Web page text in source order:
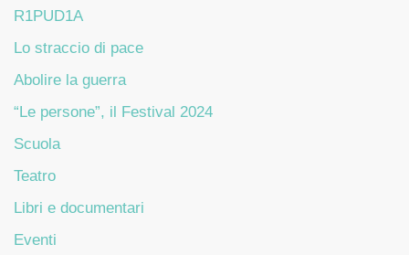
R1PUD1A
Lo straccio di pace
Abolire la guerra
“Le persone”, il Festival 2024
Scuola
Teatro
Libri e documentari
Eventi